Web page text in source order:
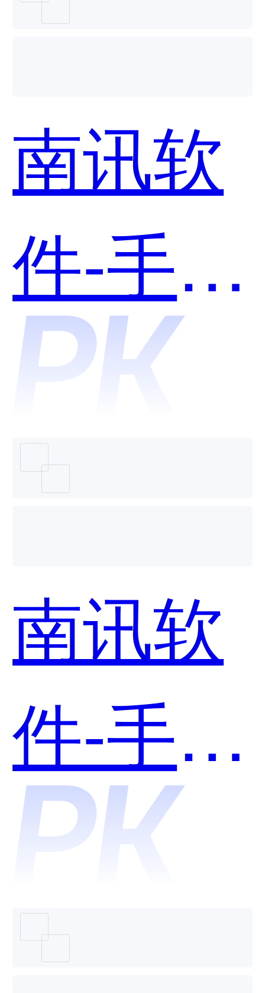
个好
用？
南讯软
件-手淘
互动和
安友电
子商务
管理系
统哪个
好用？
南讯软
件-手淘
互动和
eBuy宜